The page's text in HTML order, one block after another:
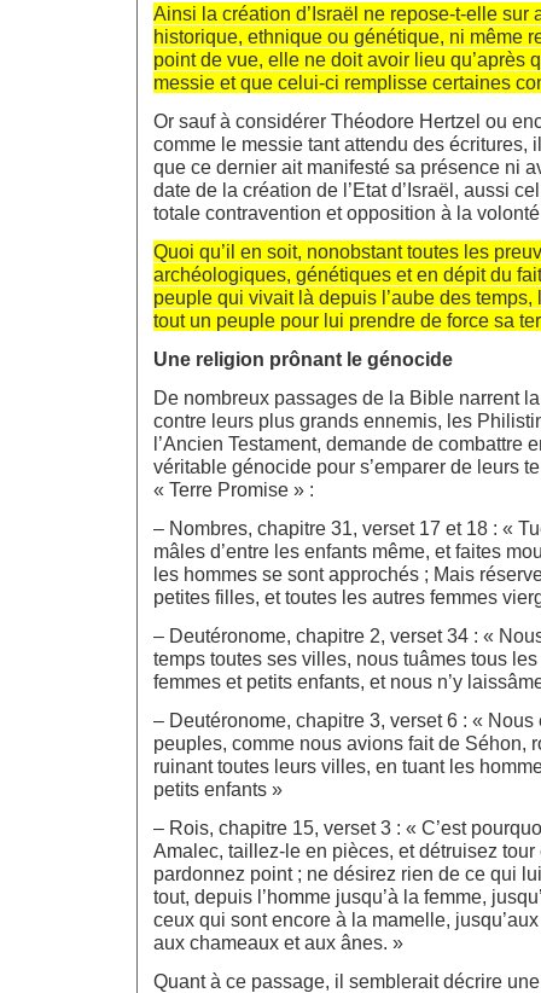
Ainsi la création d’Israël ne repose-t-elle sur
historique, ethnique ou génétique, ni même
point de vue, elle ne doit avoir lieu qu’après
messie et que celui-ci remplisse certaines
Or sauf à considérer Théodore Hertzel ou
comme le messie tant attendu des écritures,
que ce dernier ait manifesté sa présence ni
date de la création de l’Etat d’Israël, aussi
totale contravention et opposition à la
Quoi qu’il en soit, nonobstant toutes les
archéologiques, génétiques et en dépit du
peuple qui vivait là depuis l’aube des temps,
tout un peuple pour lui prendre de force sa
Une religion prônant le génocide
De nombreux passages de la Bible narrent
contre leurs plus grands ennemis, les
l’Ancien Testament, demande de combattre
véritable génocide pour s’emparer de leurs
« Terre Promise » :
– Nombres, chapitre 31, verset 17 et 18 : «
mâles d’entre les enfants même, et faites
les hommes se sont approchés ; Mais
petites filles, et toutes les autres femmes
– Deutéronome, chapitre 2, verset 34 : «
temps toutes ses villes, nous tuâmes tous
femmes et petits enfants, et nous n’y
– Deutéronome, chapitre 3, verset 6 : «
peuples, comme nous avions fait de Séhon,
ruinant toutes leurs villes, en tuant les
petits enfants »
– Rois, chapitre 15, verset 3 : « C’est
Amalec, taillez-le en pièces, et détruisez
pardonnez point ; ne désirez rien de ce qui
tout, depuis l’homme jusqu’à la femme,
ceux qui sont encore à la mamelle,
aux chameaux et aux ânes. »
Quant à ce passage, il semblerait décrire